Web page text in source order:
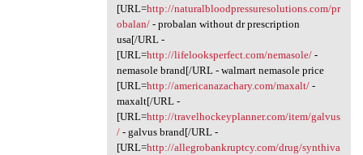
[URL=http://naturalbloodpressuresolutions.com/pr
obalan/- probalan without dr prescription
usa[/URL -
[URL=http://lifelooksperfect.com/nemasole/-
nemasole brand[/URL - walmart nemasole price
[URL=http://americanazachary.com/maxalt/-
maxalt[/URL -
[URL=http://travelhockeyplanner.com/item/galvus
/- galvus brand[/URL -
[URL=http://allegrobankruptcy.com/drug/synthiva